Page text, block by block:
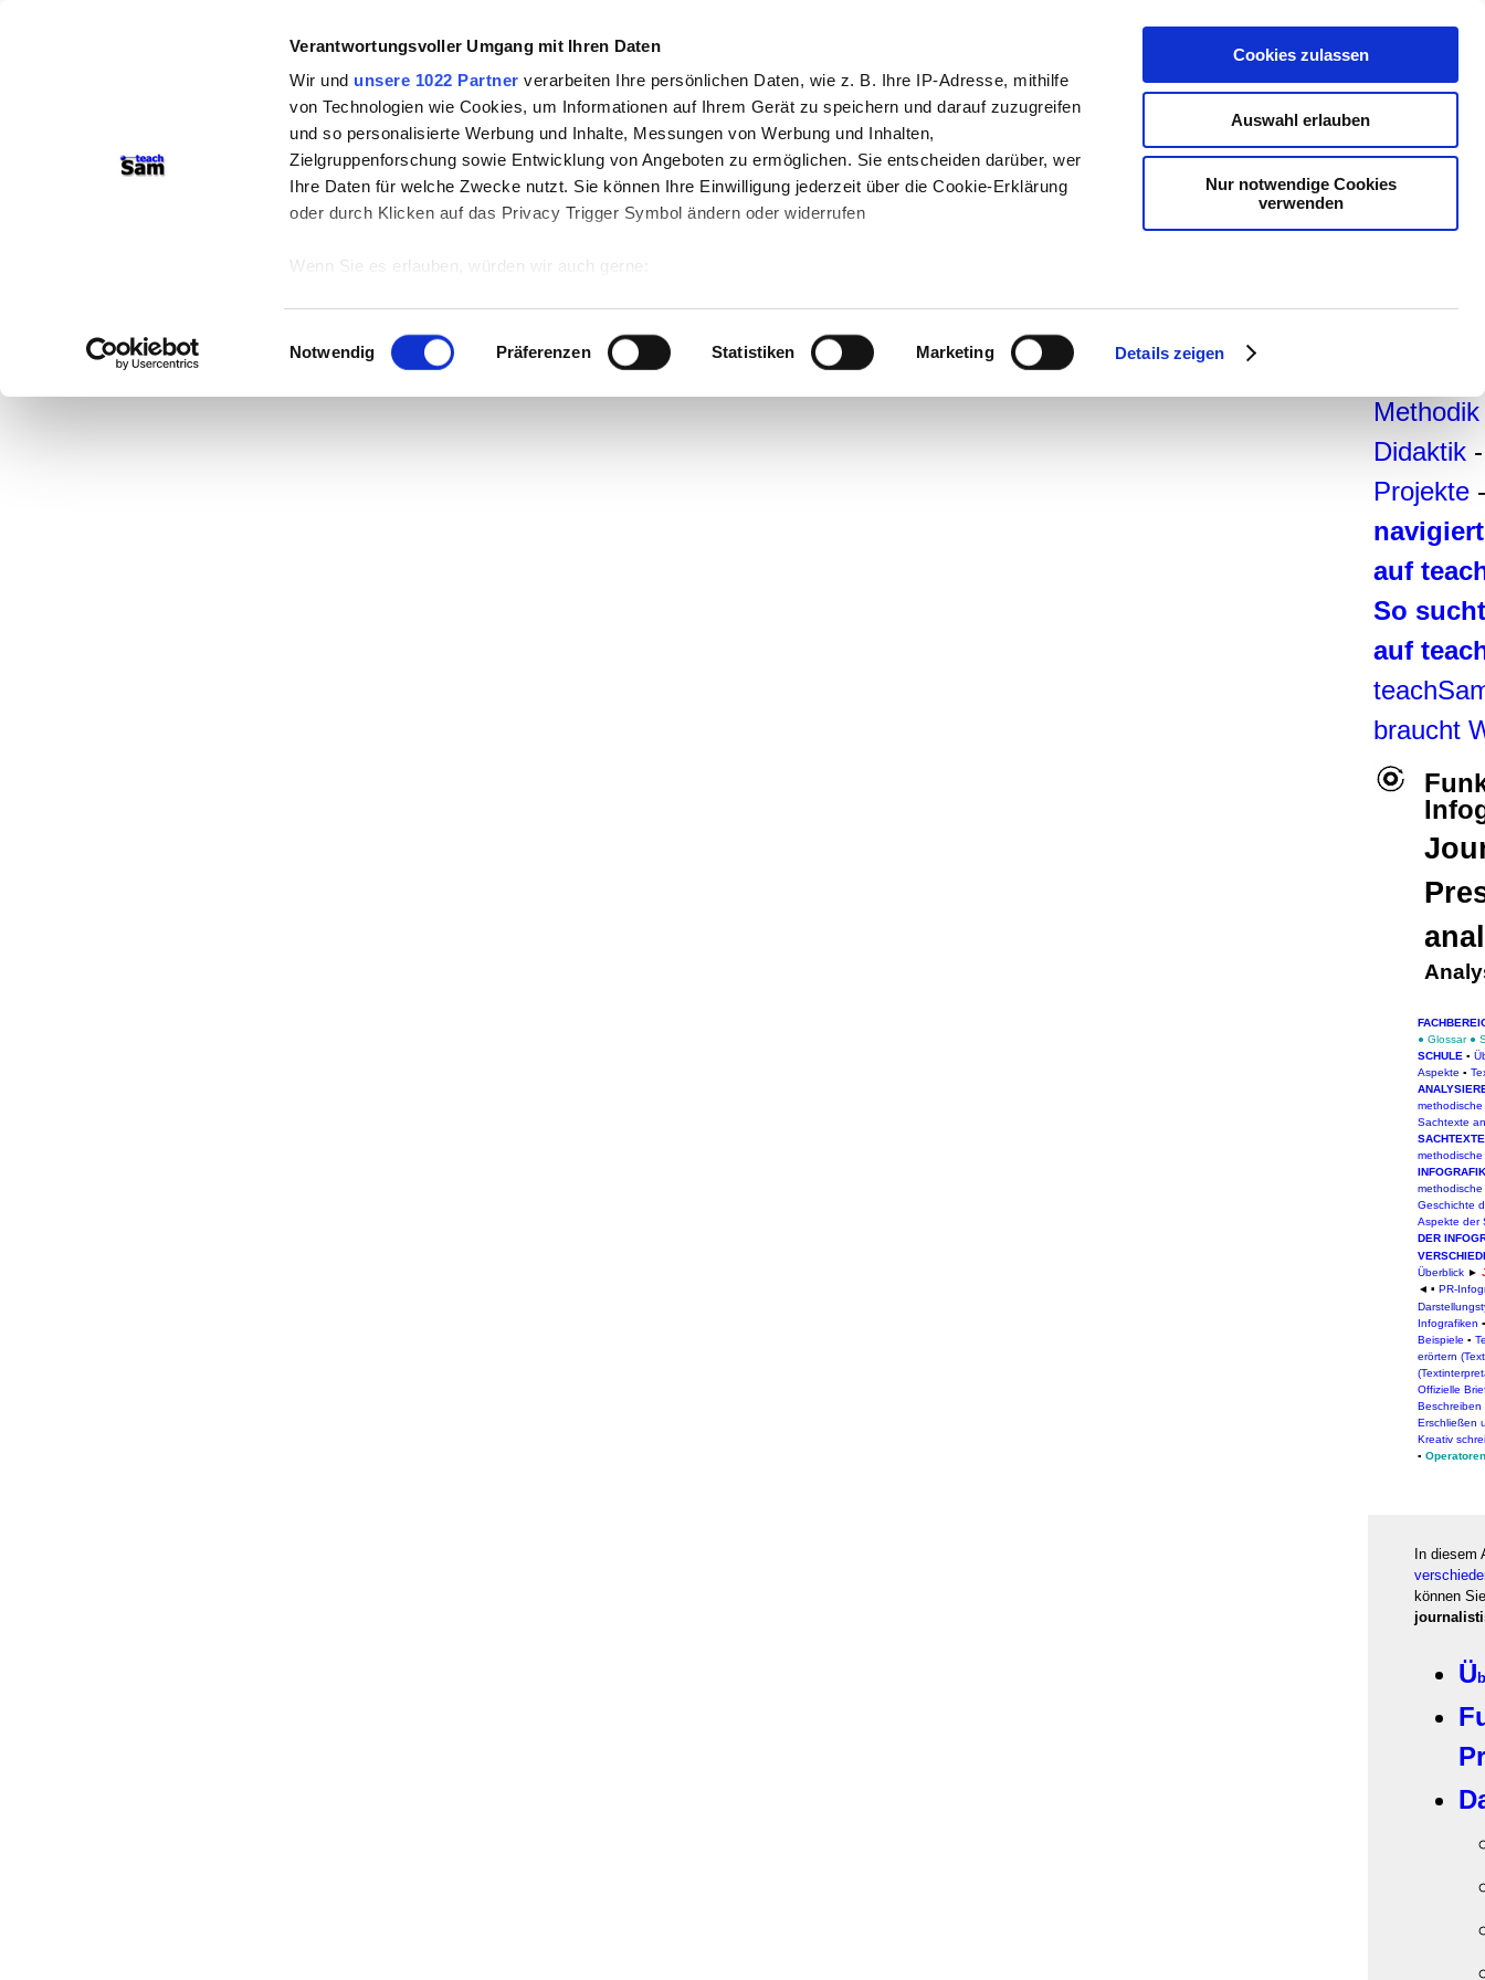
Verantwortungsvoller Umgang mit Ihren Daten
Wir und unsere 1022 Partner verarbeiten Ihre persönlichen Daten, wie z. B. Ihre IP-Adresse, mithilfe
von Technologien wie Cookies, um Informationen auf Ihrem Gerät zu speichern und darauf zuzugreifen
und so personalisierte Werbung und Inhalte, Messungen von Werbung und Inhalten,
Zielgruppenforschung sowie Entwicklung von Angeboten zu ermöglichen. Sie entscheiden darüber, wer
Ihre Daten für welche Zwecke nutzt. Sie können Ihre Einwilligung jederzeit über die Cookie-Erklärung
oder durch Klicken auf das Privacy Trigger Symbol ändern oder widerrufen
Wenn Sie es erlauben, würden wir auch gerne:
Ihr Gerät durch aktives Scannen nach bestimmten Merkmalen (Fingerprinting) identifizieren
Erfahren Sie mehr darüber, wie Ihre persönlichen Daten verarbeitet werden, und legen Sie Ihre
Präferenzen imAbschnitt Einzelheitenfest.
Einwilligungsauswahl
Notwendig Präferenzen Statistiken Marketing Details zeigen
Cookies zulassen
Auswahl erlauben
Nur notwendige Cookies
verwenden
-
Didaktik -
Projekte
auf
So
auf
braucht
● Glossar ●
SCHULE ▪
Aspekte ▪
methodische
Sachtexte
methodische
methodische
Geschichte
Aspekte der
DER
Überblick ►
◄ ▪ PR-
Infografiken ▪
Beispiele ▪
erörtern
Offizielle
Beschreiben
Erschließen
Kreativ
▪
In diesem
können
Ü